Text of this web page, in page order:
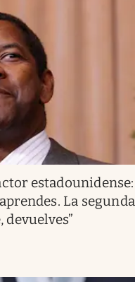
estadounidense:
La segunda
devuelves”